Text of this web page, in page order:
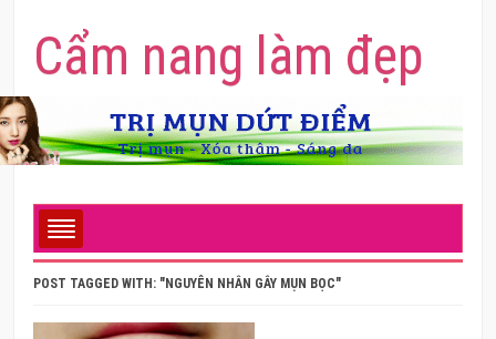
Cẩm nang làm đẹp
POST TAGGED WITH: "NGUYÊN NHÂN GÂY MỤN BỌC"